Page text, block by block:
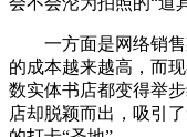
一方面是网络销售
的成本越来越高，而
数实体书店都变得举
店却脱颖而出，吸引